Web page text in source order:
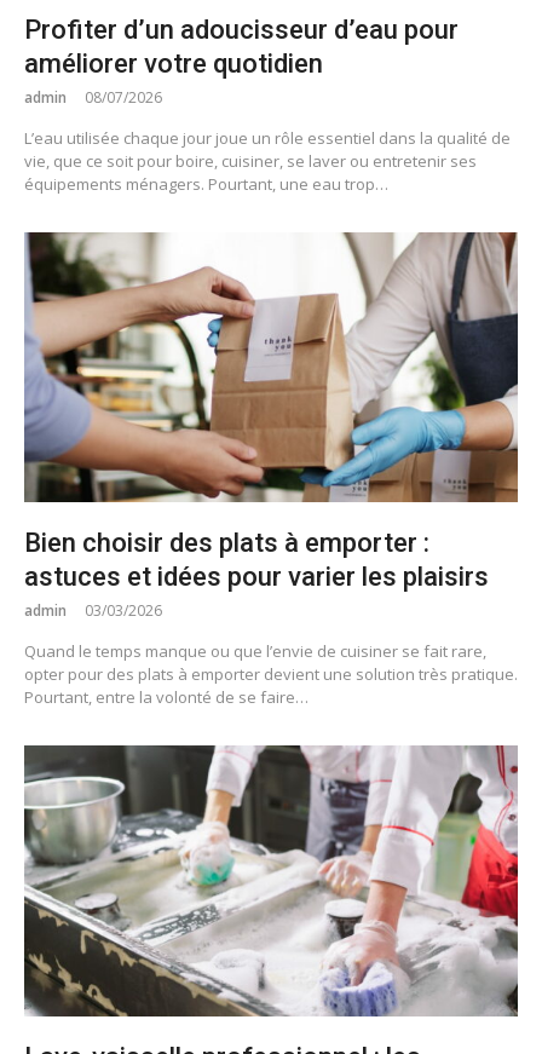
Profiter d’un adoucisseur d’eau pour
améliorer votre quotidien
admin 08/07/2026
L’eau utilisée chaque jour joue un rôle essentiel dans la qualité de
vie, que ce soit pour boire, cuisiner, se laver ou entretenir ses
équipements ménagers. Pourtant, une eau trop…
Bien choisir des plats à emporter :
astuces et idées pour varier les plaisirs
admin 03/03/2026
Quand le temps manque ou que l’envie de cuisiner se fait rare,
opter pour des plats à emporter devient une solution très pratique.
Pourtant, entre la volonté de se faire…